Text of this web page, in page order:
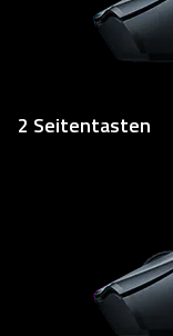
2 Seitentasten